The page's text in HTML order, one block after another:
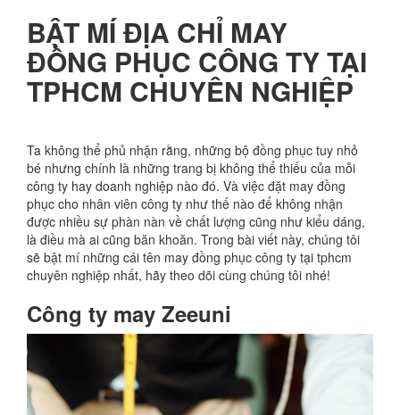
BẬT MÍ ĐỊA CHỈ MAY
ĐỒNG PHỤC CÔNG TY TẠI
TPHCM CHUYÊN NGHIỆP
Ta không thể phủ nhận rằng, những bộ đồng phục tuy nhỏ
bé nhưng chính là những trang bị không thể thiếu của mỗi
công ty hay doanh nghiệp nào đó. Và việc đặt may đồng
phục cho nhân viên công ty như thế nào để không nhận
được nhiều sự phàn nàn về chất lượng cũng như kiểu dáng,
là điều mà ai cũng băn khoăn. Trong bài viết này, chúng tôi
sẽ bật mí những cái tên may đồng phục công ty tại tphcm
chuyên nghiệp nhất, hãy theo dõi cùng chúng tôi nhé!
Công ty may Zeeuni